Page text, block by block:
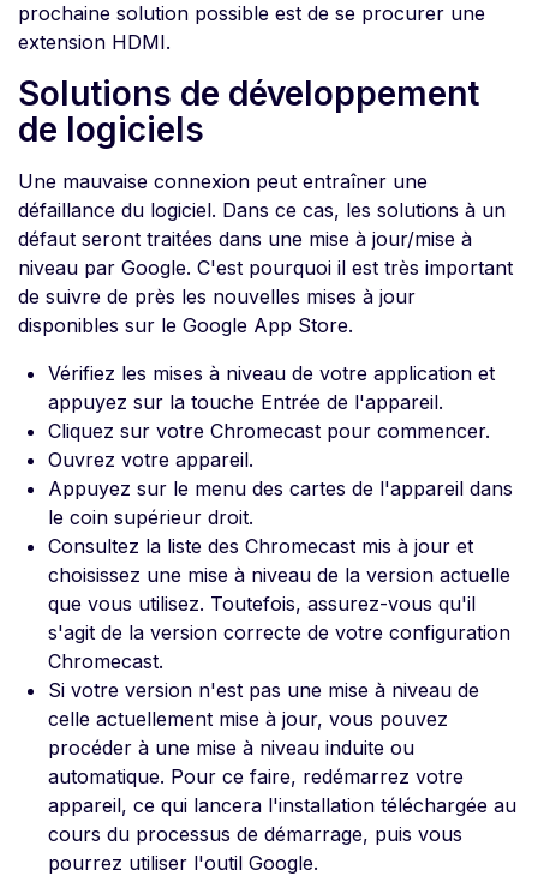
prochaine solution possible est de se procurer une
extension HDMI.
Solutions de développement
de logiciels
Une mauvaise connexion peut entraîner une
défaillance du logiciel. Dans ce cas, les solutions à un
défaut seront traitées dans une mise à jour/mise à
niveau par Google. C'est pourquoi il est très important
de suivre de près les nouvelles mises à jour
disponibles sur le Google App Store.
Vérifiez les mises à niveau de votre application et
appuyez sur la touche Entrée de l'appareil.
Cliquez sur votre Chromecast pour commencer.
Ouvrez votre appareil.
Appuyez sur le menu des cartes de l'appareil dans
le coin supérieur droit.
Consultez la liste des Chromecast mis à jour et
choisissez une mise à niveau de la version actuelle
que vous utilisez. Toutefois, assurez-vous qu'il
s'agit de la version correcte de votre configuration
Chromecast.
Si votre version n'est pas une mise à niveau de
celle actuellement mise à jour, vous pouvez
procéder à une mise à niveau induite ou
automatique. Pour ce faire, redémarrez votre
appareil, ce qui lancera l'installation téléchargée au
cours du processus de démarrage, puis vous
pourrez utiliser l'outil Google.